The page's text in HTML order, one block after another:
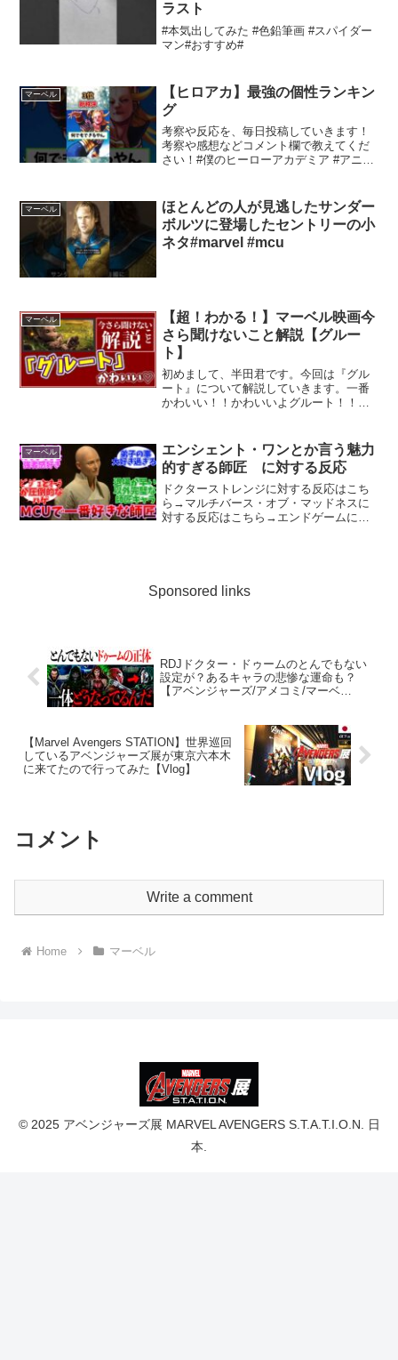
ラスト
#本気出してみた #色鉛筆画 #スパイダー
マン#おすすめ#
マーベル
【ヒロアカ】最強の個性ランキン
グ
考察や反応を、毎日投稿していきます！
考察や感想などコメント欄で教えてくだ
さい！#僕のヒーローアカデミア #アニメ
マーベル
ほとんどの人が見逃したサンダー
ボルツに登場したセントリーの小
ネタ#marvel #mcu
マーベル
【超！わかる！】マーベル映画今
さら聞けないこと解説【グルー
ト】
初めまして、半田君です。今回は『グル
ート』について解説していきます。一番
かわいい！！かわいいよグルート！！毎
~~~~~~~~~~~~~~~~~~~~~~~~~~~~~~
~~~~~~~...
マーベル
エンシェント・ワンとか言う魅力
的すぎる師匠 に対する反応
ドクターストレンジに対する反応はこち
ら→マルチバース・オブ・マッドネスに
対する反応はこちら→エンドゲームに対
Sponsored links
RDJドクター・ドゥームのとんでもない
設定が？あるキャラの悲惨な運命も？
【アベンジャーズ/アメコミ/マーベ
【Marvel Avengers STATION】世界巡回
しているアベンジャーズ展が東京六本木
に来てたので行ってみた【Vlog】
コメント
Write a comment
Home マーベル
© 2025 アベンジャーズ展 MARVEL AVENGERS S.T.A.T.I.O.N. 日
本.